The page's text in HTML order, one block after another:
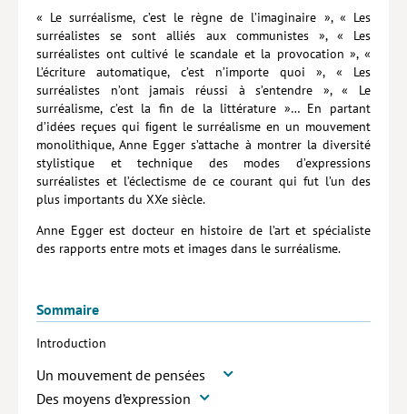
Hors collection
CONTACT
NEWSLETTER
POLITIQUE DE CONFIDENTIALITÉ
MENTIONS LÉGALES
POLITIQUE RELATIVE AUX COOKIES
« Le surréalisme, c’est le règne de l’imaginaire », « Les
surréalistes se sont alliés aux communistes », « Les
surréalistes ont cultivé le scandale et la provocation », «
L’écriture automatique, c’est n’importe quoi », « Les
surréalistes n’ont jamais réussi à s’entendre », « Le
surréalisme, c’est la fin de la littérature »… En partant
d’idées reçues qui ﬁgent le surréalisme en un mouvement
monolithique, Anne Egger s’attache à montrer la diversité
stylistique et technique des modes d’expressions
surréalistes et l’éclectisme de ce courant qui fut l’un des
plus importants du XXe siècle.
Anne Egger est docteur en histoire de l’art et spécialiste
des rapports entre mots et images dans le surréalisme.
Sommaire
Introduction
Un mouvement de pensées
Des moyens d’expression